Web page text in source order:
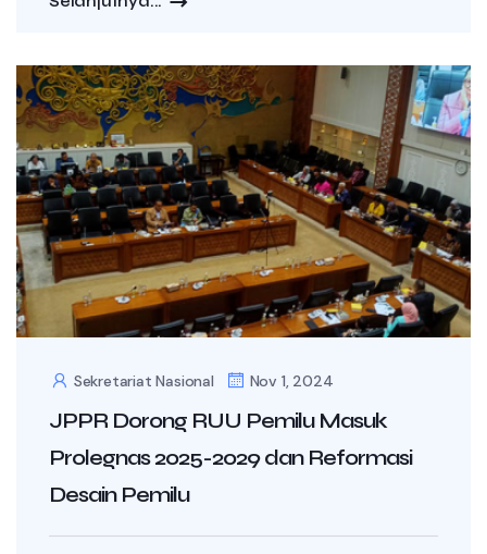
Sekretariat Nasional Nov 1, 2024
JPPR Dorong RUU Pemilu Masuk
Prolegnas 2025-2029 dan Reformasi
Desain Pemilu